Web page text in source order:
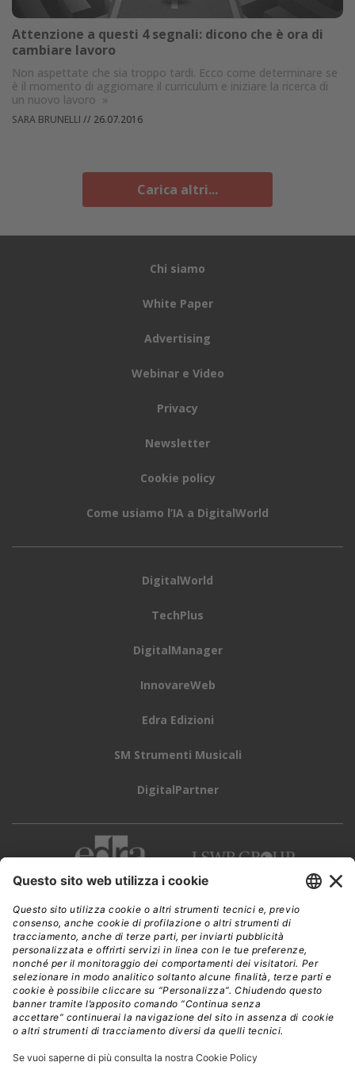
Attenzione a questi 4 segnali: dicono che è ora di
cambiare lavoro
Non aspettate che sia troppo tardi. Ecco come determinare se
è il momento di aggiornare il curriculum e iniziare la ricerca di
un nuovo lavoro »
SARA BRUNELLI // 26.07.2016
Carica altri...
Chi siamo
White Paper
Advertising
Webinar e Video
Privacy
Newsletter
Cookie policy
Come usiamo l’IA a DigitalWorld
DigitalWorld
TechPlus
DigitalManager
InnovareWeb
Edra Edizioni
SM Strumenti Musicali
DigitalPartner
CWI è una testata giornalistica diEdra Edizioni s.r.l.
Direzione, amministrazione, redazione, pubblicità
Viale Enrico Forlanini 21 - 20134 Milano
Tel. +39 02 881841
C.F./P IVA 13002100157
www.edraedizioni.it|Privacy
Follow Us